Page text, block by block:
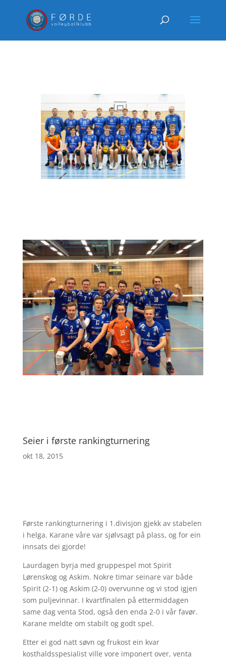
Seier i første rankingturnering
okt 18, 2015
Første rankingturnering i 1.divisjon gjekk av stabelen
i helga. Karane våre var sjølvsagt på plass, og for ein
innsats dei gjorde!
Laurdagen byrja med gruppespel mot Spirit
Lørenskog og Askim. Nokre timar seinare var både
Spirit (2-1) og Askim (2-0) overvunne og vi stod igjen
som puljevinnar. I kvartfinalen på ettermiddagen
same dag venta Stod, også den enda 2-0 i vår favør.
Karane meldte om stabilt og godt spel.
Etter ei god natt søvn og frukost ein kvar
kosthaldsspesialist ville vore imponert over, venta